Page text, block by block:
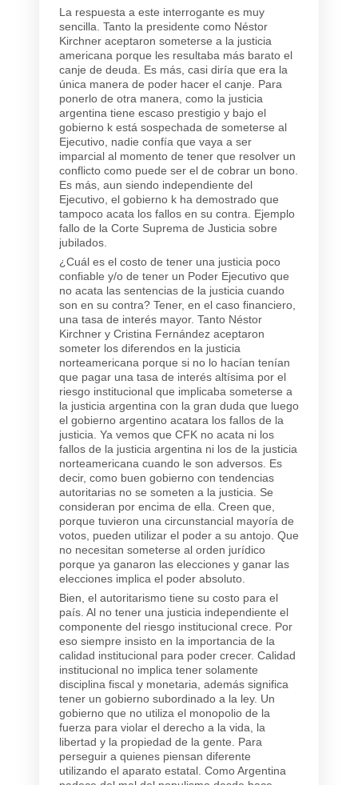
La respuesta a este interrogante es muy
sencilla. Tanto la presidente como Néstor
Kirchner aceptaron someterse a la justicia
americana porque les resultaba más barato el
canje de deuda. Es más, casi diría que era la
única manera de poder hacer el canje. Para
ponerlo de otra manera, como la justicia
argentina tiene escaso prestigio y bajo el
gobierno k está sospechada de someterse al
Ejecutivo, nadie confía que vaya a ser
imparcial al momento de tener que resolver un
conflicto como puede ser el de cobrar un bono.
Es más, aun siendo independiente del
Ejecutivo, el gobierno k ha demostrado que
tampoco acata los fallos en su contra. Ejemplo
fallo de la Corte Suprema de Justicia sobre
jubilados.
¿Cuál es el costo de tener una justicia poco
confiable y/o de tener un Poder Ejecutivo que
no acata las sentencias de la justicia cuando
son en su contra? Tener, en el caso financiero,
una tasa de interés mayor. Tanto Néstor
Kirchner y Cristina Fernández aceptaron
someter los diferendos en la justicia
norteamericana porque si no lo hacían tenían
que pagar una tasa de interés altísima por el
riesgo institucional que implicaba someterse a
la justicia argentina con la gran duda que luego
el gobierno argentino acatara los fallos de la
justicia. Ya vemos que CFK no acata ni los
fallos de la justicia argentina ni los de la justicia
norteamericana cuando le son adversos. Es
decir, como buen gobierno con tendencias
autoritarias no se someten a la justicia. Se
consideran por encima de ella. Creen que,
porque tuvieron una circunstancial mayoría de
votos, pueden utilizar el poder a su antojo. Que
no necesitan someterse al orden jurídico
porque ya ganaron las elecciones y ganar las
elecciones implica el poder absoluto.
Bien, el autoritarismo tiene su costo para el
país. Al no tener una justicia independiente el
componente del riesgo institucional crece. Por
eso siempre insisto en la importancia de la
calidad institucional para poder crecer. Calidad
institucional no implica tener solamente
disciplina fiscal y monetaria, además significa
tener un gobierno subordinado a la ley. Un
gobierno que no utiliza el monopolio de la
fuerza para violar el derecho a la vida, la
libertad y la propiedad de la gente. Para
perseguir a quienes piensan diferente
utilizando el aparato estatal. Como Argentina